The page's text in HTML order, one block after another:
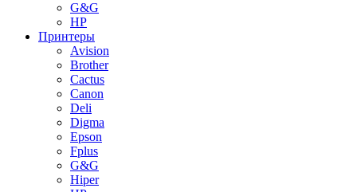
G&G
HP
Принтеры
Avision
Brother
Cactus
Canon
Deli
Digma
Epson
Fplus
G&G
Hiper